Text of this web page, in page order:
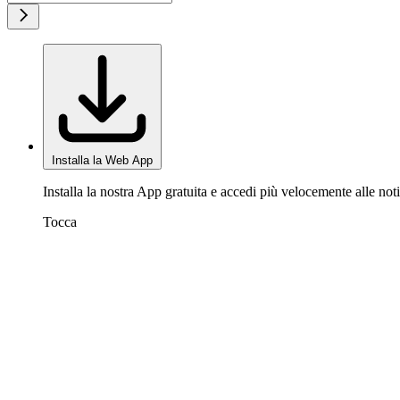
Installa la Web App
Installa la nostra App gratuita e accedi più velocemente alle
Tocca